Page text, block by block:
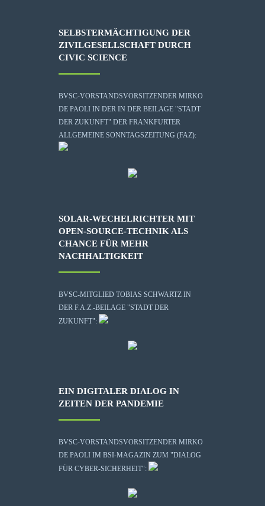
SELBSTERMÄCHTIGUNG DER
ZIVILGESELLSCHAFT DURCH
CIVIC SCIENCE
BVSC-VORSTANDSVORSITZENDER MIRKO
DE PAOLI IN DER IN DER BEILAGE "STADT
DER ZUKUNFT" DER FRANKFURTER
ALLGEMEINE SONNTAGSZEITUNG (FAZ):
SOLAR-WECHELRICHTER MIT
OPEN-SOURCE-TECHNIK ALS
CHANCE FÜR MEHR
NACHHALTIGKEIT
BVSC-MITGLIED TOBIAS SCHWARTZ IN
DER F.A.Z.-BEILAGE "STADT DER
ZUKUNFT":
EIN DIGITALER DIALOG IN
ZEITEN DER PANDEMIE
BVSC-VORSTANDSVORSITZENDER MIRKO
DE PAOLI IM BSI-MAGAZIN ZUM "DIALOG
FÜR CYBER-SICHERHEIT":